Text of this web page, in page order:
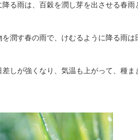
降る雨は、百穀を潤し芽を出させる春雨
を潤す春の雨で、けむるように降る雨
差しが強くなり、気温も上がって、種